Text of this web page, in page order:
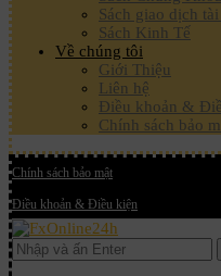
Sách giao dịch
Sách Kinh Tế
Về chúng tôi
Giới Thiệu
Liên hệ
Điều khoản &
Chính sách bảo
Chính sách bảo mật
Điều khoản & Điều kiện